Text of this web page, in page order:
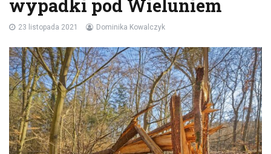
wypadki pod Wieluniem
23 listopada 2021 Dominika Kowalczyk